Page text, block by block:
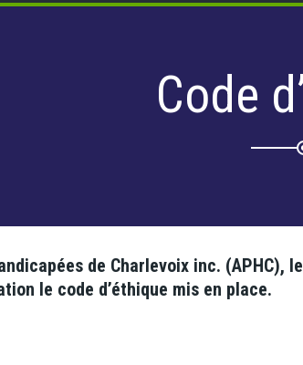
Code
de Charlevoix inc.
le code d’éthique mis en place.